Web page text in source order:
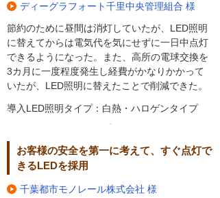
ディーグラフォート千里中央管理組合 様
節約のために昼間は消灯していたが、LED照明
に替えてからは電気代を気にせずに一日中点灯
できるようになった。また、高所の電球交換を
3カ月に一度程度発生し経費がかなりかかって
いたが、LED照明に替えたことで削減できた。
導入LED照明タイプ：白熱・ハロゲンタイプ
お客様の安全を第一に考えて、すぐ点灯で
きるLEDを採用
千葉都市モノレール株式会社 様